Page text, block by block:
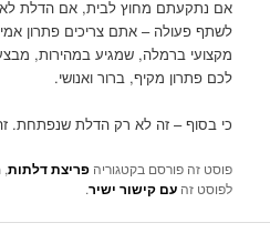
אם נתקעתם מחוץ לבית, אם הדלת
לשתף פעולה – אתם צריכים פתרון
מקצועי ברמלה, שמגיע במהירות, מבצע
לכם פתרון מקיף, ברור ואנושי.
כי בסוף – זה לא רק הדלת שנפתחת.
פוסט זה פורסם בקטגוריהפריצת דלתות
לפוסט זהעם קישור ישיר.